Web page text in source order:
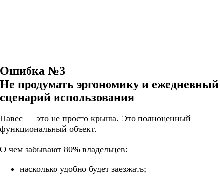
Ошибка №3
Не продумать эргономику и ежедневный
сценарий использования
Навес — это не просто крыша. Это полноценный
функциональный объект.
О чём забывают 80% владельцев:
насколько удобно будет заезжать;